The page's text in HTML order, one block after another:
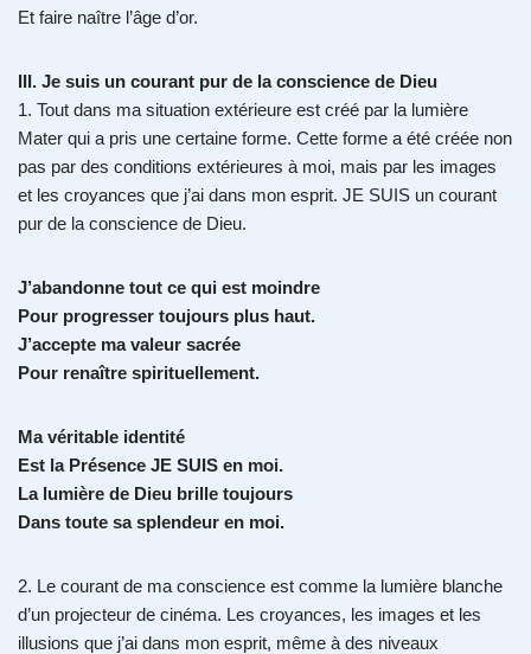
Et faire naître l’âge d’or.
III. Je suis un courant pur de la conscience de Dieu
1. Tout dans ma situation extérieure est créé par la lumière
Mater qui a pris une certaine forme. Cette forme a été créée non
pas par des conditions extérieures à moi, mais par les images
et les croyances que j’ai dans mon esprit. JE SUIS un courant
pur de la conscience de Dieu.
J’abandonne tout ce qui est moindre
Pour progresser toujours plus haut.
J’accepte ma valeur sacrée
Pour renaître spirituellement.
Ma véritable identité
Est la Présence JE SUIS en moi.
La lumière de Dieu brille toujours
Dans toute sa splendeur en moi.
2. Le courant de ma conscience est comme la lumière blanche
d’un projecteur de cinéma. Les croyances, les images et les
illusions que j’ai dans mon esprit, même à des niveaux